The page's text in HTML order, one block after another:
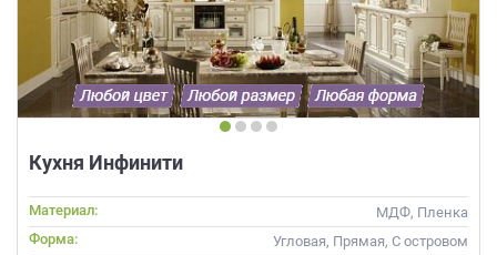
Кухня Инфинити
Материал:
МДФ, Пленка
Форма:
Угловая, Прямая, С островом